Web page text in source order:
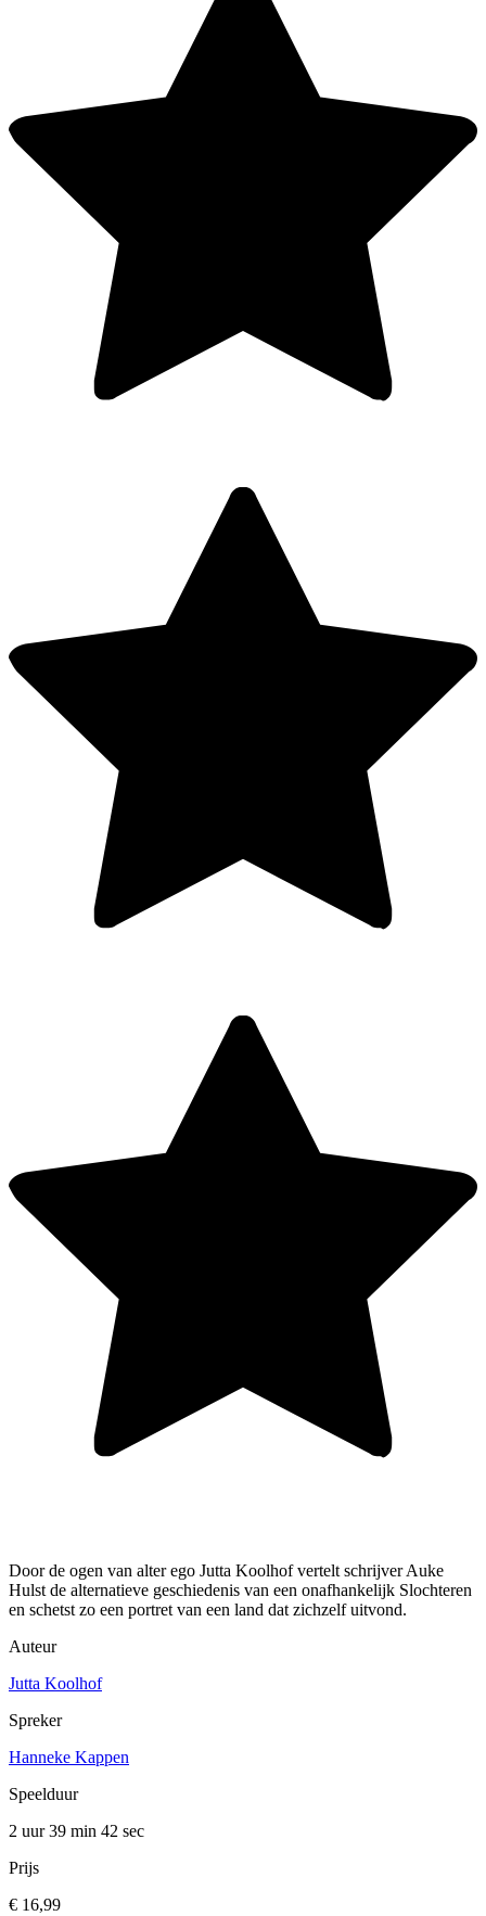
Door de ogen van alter ego Jutta Koolhof vertelt schrijver Auke
Hulst de alternatieve geschiedenis van een onafhankelijk Slochteren
en schetst zo een portret van een land dat zichzelf uitvond.
Auteur
Jutta Koolhof
Spreker
Hanneke Kappen
Speelduur
2 uur 39 min 42 sec
Prijs
€ 16,99